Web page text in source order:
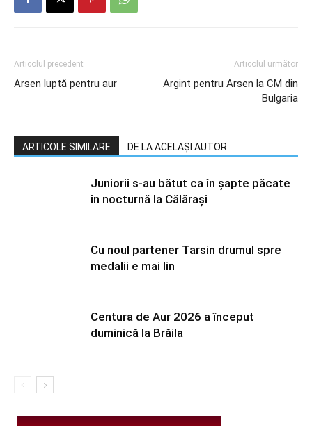
Articolul precedent
Arsen luptă pentru aur
Articolul următor
Argint pentru Arsen la CM din
Bulgaria
ARTICOLE SIMILARE DE LA ACELAȘI AUTOR
Juniorii s-au bătut ca în șapte păcate
în nocturnă la Călărași
Cu noul partener Tarsin drumul spre
medalii e mai lin
Centura de Aur 2026 a început
duminică la Brăila